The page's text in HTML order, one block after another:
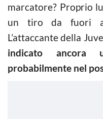
marcatore? Proprio
un tiro da fuori
L’attaccante della
indicato
probabilmente nel